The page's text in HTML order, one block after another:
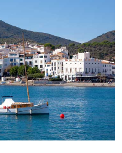
i les eleccions personals
continuada dels seus
podem conèixer els
publicitat
de l'usuari.